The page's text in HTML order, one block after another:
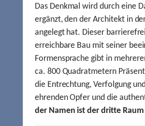
Das Denkmal wird durch eine
ergänzt, den der Architekt in
angelegt hat. Dieser
erreichbare Bau mit seiner
Formensprache gibt in
ca. 800 Quadratmetern
die Entrechtung, Verfolgung
ehrenden Opfer und die
der Namen ist der dritte